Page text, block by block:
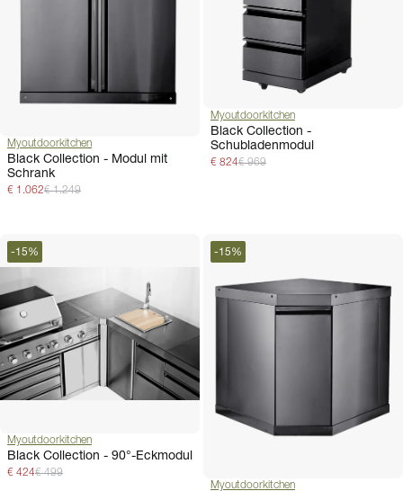
Myoutdoorkitchen
Black Collection - Modul mit
Schrank
€ 1.249
€ 1.062
Myoutdoorkitchen
Black Collection -
Schubladenmodul
€ 969
€ 824
-15%
Myoutdoorkitchen
Black Collection - 90°-Eckmodul
€ 499
€ 424
-15%
Myoutdoorkitchen